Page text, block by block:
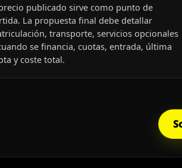
publicado sirve como punto de
La propuesta final debe detallar
transporte, servicios opcionales
se financia, cuotas, entrada, última
y coste total.